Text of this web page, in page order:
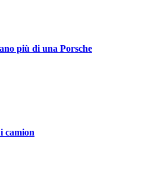
più di una Porsche
camion